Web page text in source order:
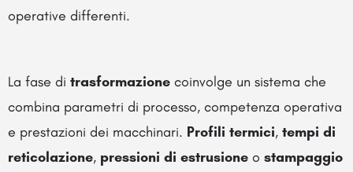
operative differenti.
La fase di trasformazione coinvolge un sistema che
combina parametri di processo, competenza operativa
e prestazioni dei macchinari. Profili termici, tempi di
reticolazione, pressioni di estrusione o stampaggio